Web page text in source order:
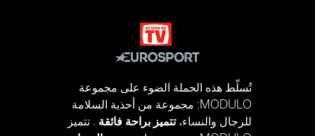
تُسلّط هذه الحملة الضوء على مجموعة
MODULO: مجموعة من أحذية السلامة
للرجال والنساء،تتميز براحة فائقة . تتميز